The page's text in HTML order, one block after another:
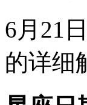
6月21
的详细